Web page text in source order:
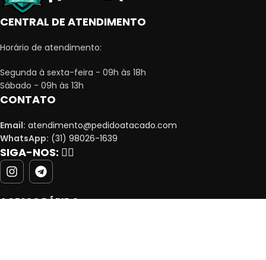
CENTRAL DE ATENDIMENTO
Horário de atendimento:
Segunda à sexta-feira - 09h às 18h
Sábado - 09h às 13h
CONTATO
Email: atendimento@pedidoatacado.com
WhatsApp: (31) 98026-1639
SIGA-NOS: 👇🏻
ACESSO RÁPIDO